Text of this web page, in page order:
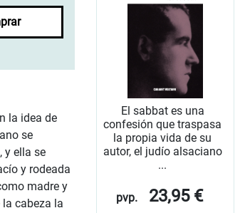
la idea de
se
y ella se
y rodeada
madre y
cabeza la
El sabbat es una
confesión que traspasa
la propia vida de su
autor, el judío alsaciano
...
pvp. 23,95 €